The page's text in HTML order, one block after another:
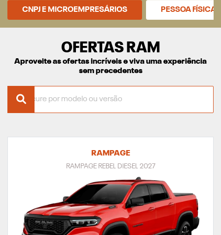
CNPJ E MICROEMPRESÁRIOS PESSOA FÍSICA
OFERTAS RAM
Aproveite as ofertas incríveis e viva uma experiência
sem precedentes
RAMPAGE
RAMPAGE REBEL DIESEL 2027